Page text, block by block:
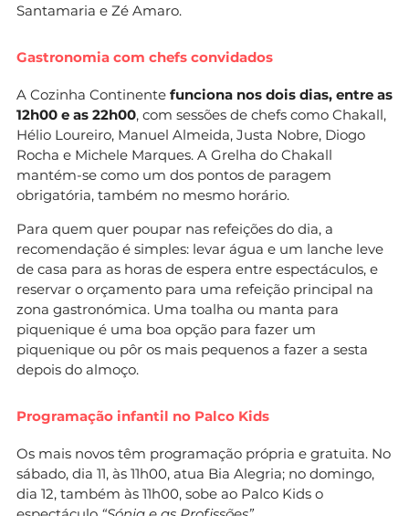
Santamaria e Zé Amaro.
Gastronomia com chefs convidados
A Cozinha Continente funciona nos dois dias, entre as
12h00 e as 22h00, com sessões de chefs como Chakall,
Hélio Loureiro, Manuel Almeida, Justa Nobre, Diogo
Rocha e Michele Marques. A Grelha do Chakall
mantém-se como um dos pontos de paragem
obrigatória, também no mesmo horário.
Para quem quer poupar nas refeições do dia, a
recomendação é simples: levar água e um lanche leve
de casa para as horas de espera entre espectáculos, e
reservar o orçamento para uma refeição principal na
zona gastronómica. Uma toalha ou manta para
piquenique é uma boa opção para fazer um
piquenique ou pôr os mais pequenos a fazer a sesta
depois do almoço.
Programação infantil no Palco Kids
Os mais novos têm programação própria e gratuita. No
sábado, dia 11, às 11h00, atua Bia Alegria; no domingo,
dia 12, também às 11h00, sobe ao Palco Kids o